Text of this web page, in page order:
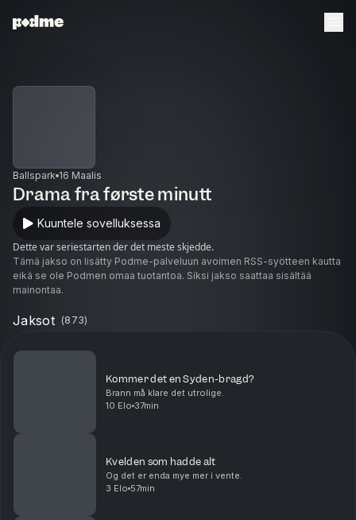
Ballspark 16 Maalis
Drama fra første minutt
Kuuntele sovelluksessa
Dette var seriestarten der det meste skjedde.
Tämä jakso on lisätty Podme-palveluun avoimen RSS-syötteen kautta
eikä se ole Podmen omaa tuotantoa. Siksi jakso saattaa sisältää
mainontaa.
Jaksot (873)
Kommer det en Syden-bragd?
Brann må klare det utrolige.
10 Elo 37min
Kvelden som hadde alt
Og det er enda mye mer i vente.
3 Elo 57min